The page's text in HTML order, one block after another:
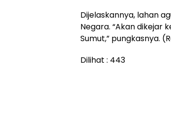
Dijelaskannya, lahan
Negara. “Akan dikejar
Sumut,” pungkasnya.
Dilihat : 443